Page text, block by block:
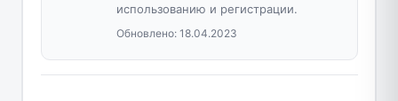
использованию и регистрации.
Обновлено: 18.04.2023